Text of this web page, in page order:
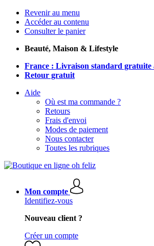
Revenir au menu
Accéder au contenu
Consulter le panier
Beauté, Maison & Lifestyle
France : Livraison standard gratuite
Retour gratuit
Aide
Où est ma commande ?
Retours
Frais d'envoi
Modes de paiement
Nous contacter
Toutes les rubriques
Mon compte
Identifiez-vous
Nouveau client ?
Créer un compte